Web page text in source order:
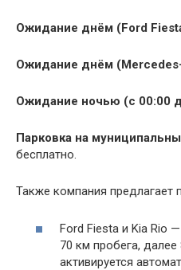
Ожидание днём (Ford
Ожидание днём
Ожидание ночью (с 00:00
Парковка на
бесплатно.
Также компания предлагает
Ford Fiesta и Kia Rio
70 км пробега,
активируется